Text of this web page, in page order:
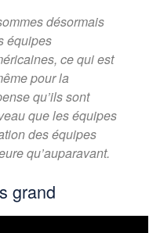
désormais
équipes
ce qui est
pour la
qu’ils sont
que les équipes
des équipes
qu’auparavant.
grand